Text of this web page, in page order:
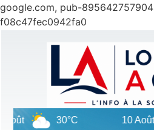
google.com, pub-
f08c47fec0942fa0
30°C 10 Août